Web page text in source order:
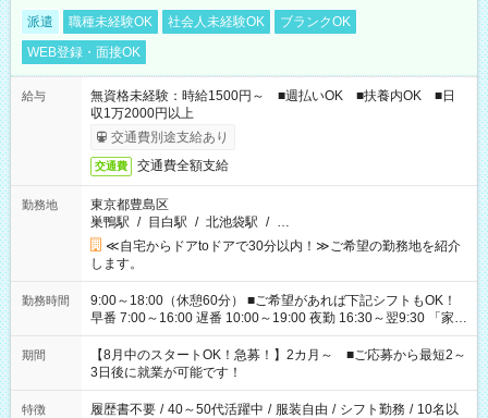
派遣 職種未経験OK 社会人未経験OK
ブランクOK
WEB登録・面接OK
給与
無資格未経験：時給1500円～ ■週払いOK ■扶養内OK ■日
収1万2000円以上
交通費別途支給あり
交通費 交通費全額支給
勤務地
東京都豊島区
巣鴨駅 / 目白駅 / 北池袋駅 / …
≪自宅からドアtoドアで30分以内！≫ご希望の勤務地を紹介
します。
勤務時間
9:00～18:00（休憩60分） ■ご希望があれば下記シフトもOK！
早番 7:00～16:00 遅番 10:00～19:00 夜勤 16:30～翌9:30 「家族
と休みを合わせたい」 「余裕を持って夕飯の準備がしたい」
「できれば残業はしたくない」 など、ご希望を教えてください
ね。 ※Wワーク希望の方へ 今ご覧のお仕事で希望する勤務時間
と、もう1つのお仕事の勤務時間。 合計で週40時間を超える場
合は応募できません。
期間
【8月中のスタートOK！急募！】2カ月～ ■ご応募から最短2～
3日後に就業が可能です！
特徴 履歴書不要 / 40～50代活躍中 / 服装自由 / シフト勤務 / 10名以